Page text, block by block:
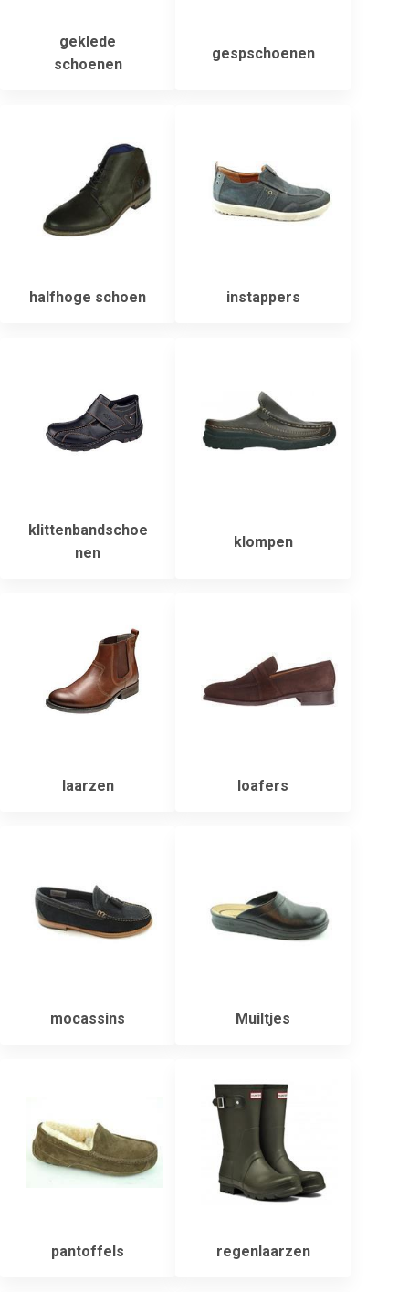
geklede
schoenen
gespschoenen
halfhoge schoen instappers
klittenbandschoe
nen
klompen
laarzen loafers
mocassins Muiltjes
pantoffels regenlaarzen